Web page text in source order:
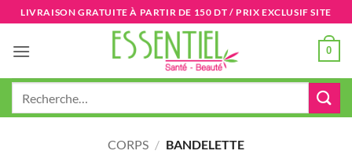
Passer
au
contenu
LIVRAISON GRATUITE À PARTIR DE 150 DT / PRIX EXCLUSIF SITE
0
CORPS / BANDELETTE